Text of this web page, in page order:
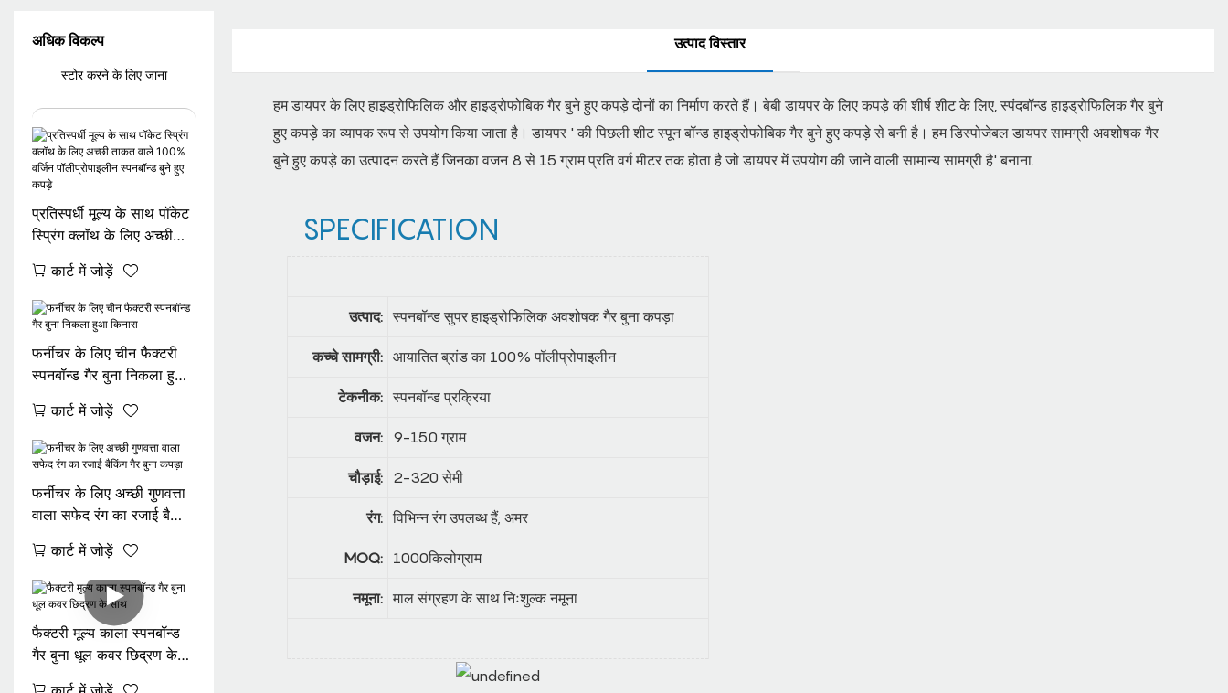
उत्पाद विस्तार
हम डायपर के लिए हाइड्रोफिलिक और हाइड्रोफोबिक गैर बुने हुए कपड़े दोनों का निर्माण करते हैं। बेबी डायपर के लिए कपड़े की शीर्ष शीट के लिए, स्पंदबॉन्ड हाइड्रोफिलिक गैर बुने
हुए कपड़े का व्यापक रूप से उपयोग किया जाता है। डायपर ' की पिछली शीट स्पून बॉन्ड हाइड्रोफोबिक गैर बुने हुए कपड़े से बनी है। हम डिस्पोजेबल डायपर सामग्री अवशोषक गैर
बुने हुए कपड़े का उत्पादन करते हैं जिनका वजन 8 से 15 ग्राम प्रति वर्ग मीटर तक होता है जो डायपर में उपयोग की जाने वाली सामान्य सामग्री है' बनाना.
SPECIFICATION
उत्पाद: स्पनबॉन्ड सुपर हाइड्रोफिलिक अवशोषक गैर बुना कपड़ा
कच्चे सामग्री: आयातित ब्रांड का 100% पॉलीप्रोपाइलीन
टेकनीक: स्पनबॉन्ड प्रक्रिया
वजन: 9-150 ग्राम
चौड़ाई: 2-320 सेमी
रंग: विभिन्न रंग उपलब्ध हैं; अमर
MOQ: 1000किलोग्राम
नमूना: माल संग्रहण के साथ निःशुल्क नमूना
अधिक विकल्प
स्टोर करने के लिए जाना
प्रतिस्पर्धी मूल्य के साथ पॉकेट
स्प्रिंग क्लॉथ के लिए अच्छी
पॉलीप्रोपाइलीन स्पनबॉन्ड बुने
हुए कपड़े
कार्ट में जोड़ें
फर्नीचर के लिए चीन फैक्टरी
स्पनबॉन्ड गैर बुना निकला हुआ
कार्ट में जोड़ें
फर्नीचर के लिए अच्छी गुणवत्ता
वाला सफेद रंग का रजाई बैकिंग
कार्ट में जोड़ें
फैक्टरी मूल्य काला स्पनबॉन्ड
गैर बुना धूल कवर छिद्रण के